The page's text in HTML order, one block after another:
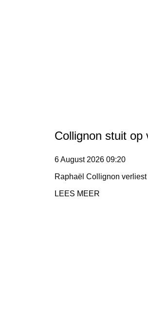
Collignon stuit op
6 August 2026 09:20
Raphaël Collignon
LEES MEER